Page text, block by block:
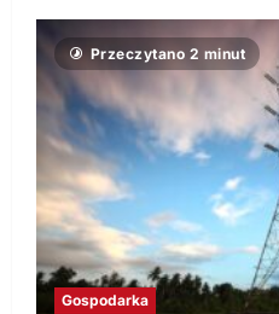
Przeczytano 2 minut
Gospodarka